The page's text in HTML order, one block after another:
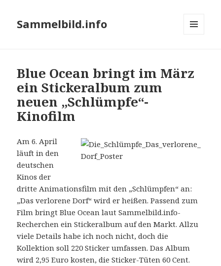
Sammelbild.info
Blue Ocean bringt im März
ein Stickeralbum zum
neuen „Schlümpfe“-
Kinofilm
Am 6. April
läuft in den
deutschen
Kinos der
dritte Animationsfilm mit den „Schlümpfen“ an:
„Das verlorene Dorf“ wird er heißen. Passend zum
Film bringt Blue Ocean laut Sammelbild.info-
Recherchen ein Stickeralbum auf den Markt. Allzu
viele Details habe ich noch nicht, doch die
Kollektion soll 220 Sticker umfassen. Das Album
wird 2,95 Euro kosten, die Sticker-Tüten 60 Cent.